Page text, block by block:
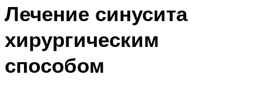
Лечение синусита
хирургическим
способом